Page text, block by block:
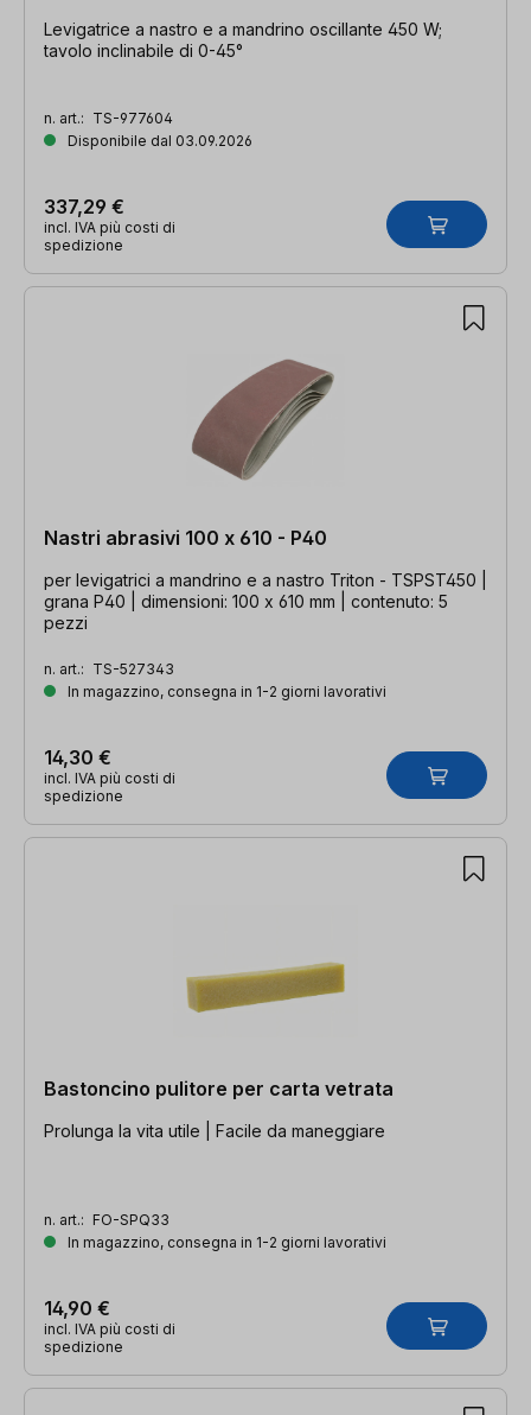
Levigatrice a nastro e a mandrino oscillante 450 W;
tavolo inclinabile di 0-45°
n. art.: TS-977604
Disponibile dal 03.09.2026
337,29 €
incl. IVA più costi di
spedizione
Nastri abrasivi 100 x 610 - P40
per levigatrici a mandrino e a nastro Triton - TSPST450 |
grana P40 | dimensioni: 100 x 610 mm | contenuto: 5
pezzi
n. art.: TS-527343
In magazzino, consegna in 1-2 giorni lavorativi
14,30 €
incl. IVA più costi di
spedizione
Bastoncino pulitore per carta vetrata
Prolunga la vita utile | Facile da maneggiare
n. art.: FO-SPQ33
In magazzino, consegna in 1-2 giorni lavorativi
14,90 €
incl. IVA più costi di
spedizione